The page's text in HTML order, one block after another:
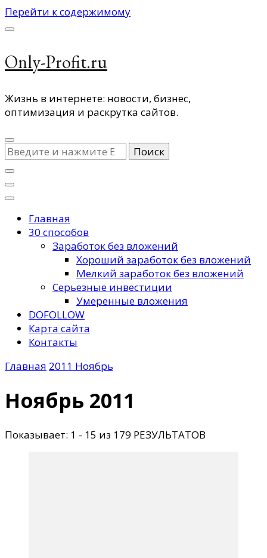
Перейти к содержимому
Only-Profit.ru
Жизнь в интернете: новости, бизнес,
оптимизация и раскрутка сайтов.
Ищите
что-
то?
Главная
30 способов
Заработок без вложений
Хороший заработок без вложений
Мелкий заработок без вложений
Серьезные инвестиции
Умеренные вложения
DOFOLLOW
Карта сайта
Контакты
Главная 2011 Ноябрь
Ноябрь 2011
Показывает: 1 - 15 из 179 РЕЗУЛЬТАТОВ